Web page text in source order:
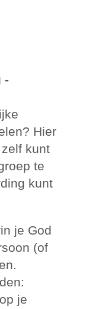
-
Hier
kunt
te
kunt
je God
(of
je